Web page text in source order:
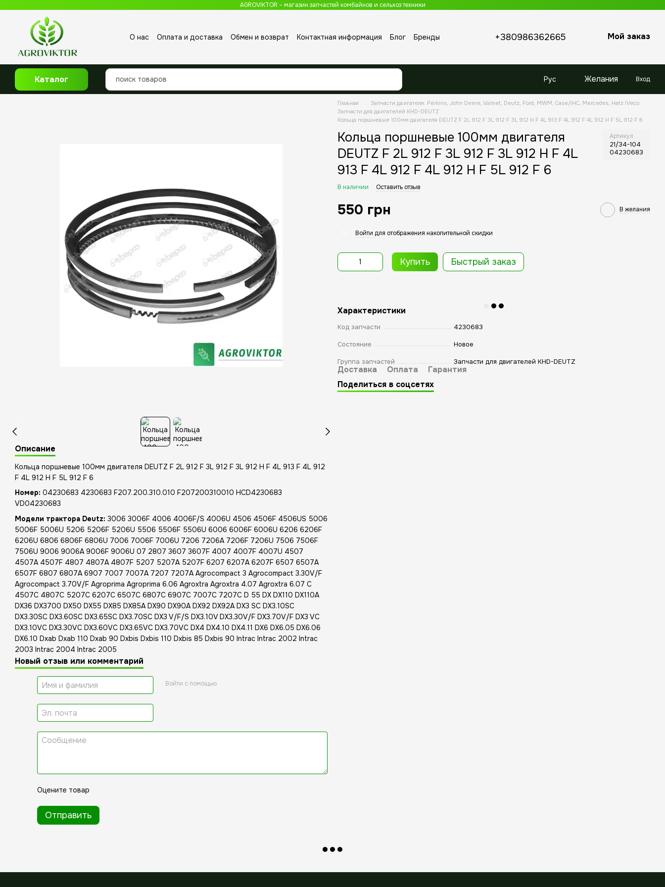
AGROVIKTOR – магазин запчастей комбайнов и сельхоз техники
О нас Оплата и доставка Обмен и возврат Контактная информация Блог
Бренды
+380986362665 Мой заказ
Каталог Рус Желания Вход
Описание
Кольца поршневые 100мм двигателя DEUTZ F 2L 912 F 3L 912 F 3L 912 H F 4L 913 F 4L 912
F 4L 912 H F 5L 912 F 6
Номер: 04230683 4230683 F207.200.310.010 F207200310010 HCD4230683
VD04230683
Модели трактора Deutz: 3006 3006F 4006 4006F/S 4006U 4506 4506F 4506US 5006
5006F 5006U 5206 5206F 5206U 5506 5506F 5506U 6006 6006F 6006U 6206 6206F
6206U 6806 6806F 6806U 7006 7006F 7006U 7206 7206A 7206F 7206U 7506 7506F
7506U 9006 9006A 9006F 9006U 07 2807 3607 3607F 4007 4007F 4007U 4507
4507A 4507F 4807 4807A 4807F 5207 5207A 5207F 6207 6207A 6207F 6507 6507A
6507F 6807 6807A 6907 7007 7007A 7207 7207A Agrocompact 3 Agrocompact 3.30V/F
Agrocompact 3.70V/F Agroprima Agroprima 6.06 Agroxtra Agroxtra 4.07 Agroxtra 6.07 C
4507C 4807C 5207C 6207C 6507C 6807C 6907C 7007C 7207C D 55 DX DX110 DX110A
DX36 DX3700 DX50 DX55 DX85 DX85A DX90 DX90A DX92 DX92A DX3 SC DX3.10SC
DX3.30SC DX3.60SC DX3.65SC DX3.70SC DX3 V/F/S DX3.10V DX3.30V/F DX3.70V/F DX3 VC
DX3.10VC DX3.30VC DX3.60VC DX3.65VC DX3.70VC DX4 DX4.10 DX4.11 DX6 DX6.05 DX6.06
DX6.10 Dxab Dxab 110 Dxab 90 Dxbis Dxbis 110 Dxbis 85 Dxbis 90 Intrac Intrac 2002 Intrac
2003 Intrac 2004 Intrac 2005
Новый отзыв или комментарий
Войти с помощью
Оцените товар
Отправить
Главная
Запчасти двигателя: Perkins, John Deere, Valmet, Deutz, Ford, MWM, Case/IHC, Mercedes, Hatz IVeco
Запчасти для двигателей KHD-DEUTZ
Кольца поршневые 100мм двигателя DEUTZ F 2L 912 F 3L 912 F 3L 912 H F 4L 913 F 4L 912 F 4L 912 H F 5L 912 F 6
Кольца поршневые 100мм двигателя
DEUTZ F 2L 912 F 3L 912 F 3L 912 H F 4L
913 F 4L 912 F 4L 912 H F 5L 912 F 6
Артикул
21/34-104
04230683
В наличии Оставить отзыв
550 грн В желания
Войти для отображения накопительной скидки
Купить Быстрый заказ
Характеристики
Код запчасти 4230683
Состояние Новое
Группа запчастей Запчасти для двигателей KHD-DEUTZ
Доставка Оплата
Гарантия
Поделиться в соцсетях